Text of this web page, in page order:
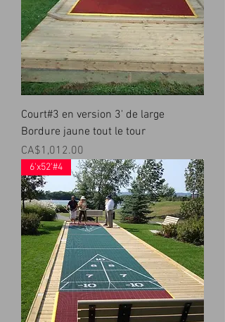
Court#3 en version 3' de large
Bordure jaune tout le tour
Prix
CA$1,012.00
6'x52'#4